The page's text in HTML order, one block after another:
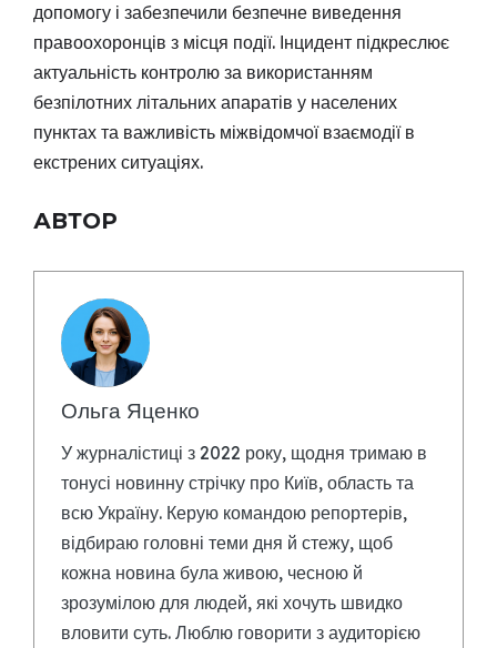
допомогу і забезпечили безпечне виведення
правоохоронців з місця події. Інцидент підкреслює
актуальність контролю за використанням
безпілотних літальних апаратів у населених
пунктах та важливість міжвідомчої взаємодії в
екстрених ситуаціях.
АВТОР
Ольга Яценко
У журналістиці з 2022 року, щодня тримаю в
тонусі новинну стрічку про Київ, область та
всю Україну. Керую командою репортерів,
відбираю головні теми дня й стежу, щоб
кожна новина була живою, чесною й
зрозумілою для людей, які хочуть швидко
вловити суть. Люблю говорити з аудиторією